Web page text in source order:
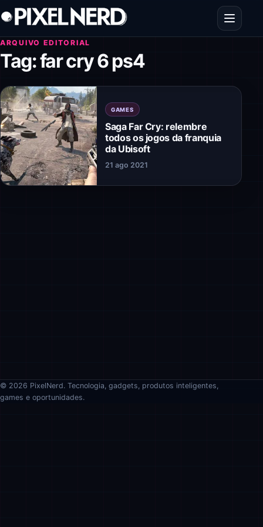
Pular para o conteúdo
Abrir
ARQUIVO EDITORIAL
Tag:far cry 6 ps4
GAMES
Saga Far Cry: relembre
todos os jogos da franquia
da Ubisoft
21 ago 2021
© 2026 PixelNerd. Tecnologia, gadgets, produtos inteligentes,
games e oportunidades.